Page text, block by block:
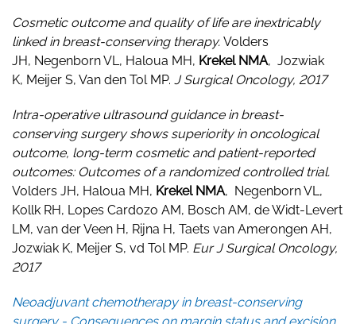
Cosmetic outcome and quality of life are inextricably
linked in breast-conserving therapy. Volders
JH, Negenborn VL, Haloua MH, Krekel NMA, Jozwiak
K, Meijer S, Van den Tol MP. J Surgical Oncology, 2017
Intra-operative ultrasound guidance in breast-
conserving surgery shows superiority in oncological
outcome, long-term cosmetic and patient-reported
outcomes: Outcomes of a randomized controlled trial.
Volders JH, Haloua MH, Krekel NMA, Negenborn VL,
Kollk RH, Lopes Cardozo AM, Bosch AM, de Widt-Levert
LM, van der Veen H, Rijna H, Taets van Amerongen AH,
Jozwiak K, Meijer S, vd Tol MP. Eur J Surgical Oncology,
2017
Neoadjuvant chemotherapy in breast-conserving